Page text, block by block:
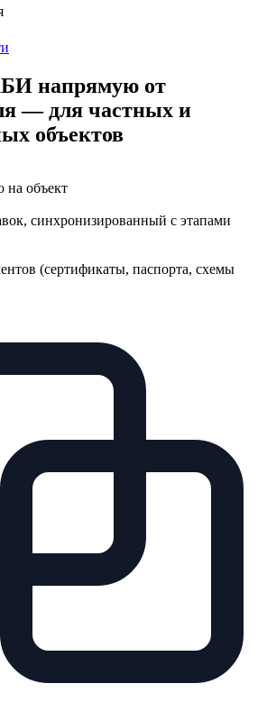
напрямую от
— для частных и
объектов
объект
синхронизированный с этапами
(сертификаты, паспорта, схемы